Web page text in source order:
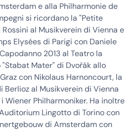
e alla Philharmonie de
si ricordano la "Petite
Rossini al Musikverein di Vienna e
Elysées di Parigi con Daniele
2013 al Teatro la
"Stabat Mater" di Dvořák allo
con Nikolaus Harnoncourt, la
Berlioz al Musikverein di Vienna
Wiener Philharmoniker. Ha inoltre
Lingotto di Torino con
di Amsterdam con